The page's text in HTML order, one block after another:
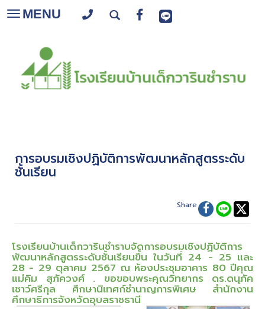
Toggle
MENU
การอบรมเชิงปฏิบัติการพัฒนาหลักสูตรระดับ
ชั้นเรียน
Share
โรงเรียนบ้านเด็กวารินชำราบจัดการอบรมเชิงปฏิบัติการ
พัฒนาหลักสูตรระดับชั้นเรียนขึ้น ในวันที่ 24 - 25 และ
28 - 29 ตุลาคม 2567 ณ ห้องประชุมอาคาร 80 ปีคุณ
แม่คิม สุภัควงศ์ . ขอขอบพระคุณวิทยากร ดร.ดนุภัค
เชาว์ศรีกุล ศึกษานิเทศก์ชำนาญการพิเศษ สำนักงาน
ศึกษาธิการจังหวัดอุบลราชธานี